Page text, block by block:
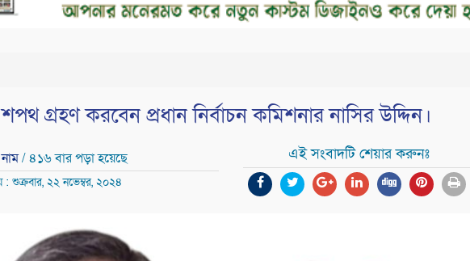
গ্রহণ করবেন প্রধান নির্বাচন কমিশনার নাসির উদ্দিন।
/ ৪১৬ বার পড়া হয়েছে
: শুক্রবার, ২২ নভেম্বর, ২০২৪
এই সংবাদটি শেয়ার করুনঃ